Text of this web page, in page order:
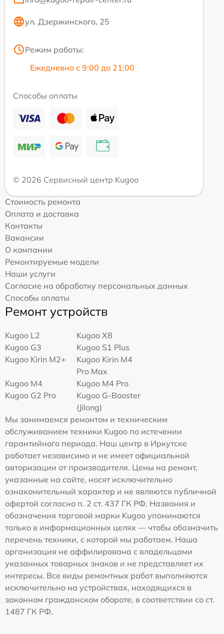
ул. Дзержинского, 25
Режим работы:
Ежедневно с 9:00 до 21:00
Способы оплаты
© 2026 Сервисный центр Kugoo
Стоимость ремонта
Оплата и доставка
Контакты
Вакансии
О компании
Ремонтируемые модели
Наши услуги
Согласие на обработку персональных данных
Способы оплаты
Ремонт устройств
Kugoo L2
Kugoo X8
Kugoo G3
Kugoo S1 Plus
Kugoo Kirin M2+
Kugoo Kirin M4
Pro Max
Kugoo M4
Kugoo M4 Pro
Kugoo G2 Pro
Kugoo G-Booster
(Jilong)
Мы занимаемся ремонтом и техническим
обслуживанием техники Kugoo по истечении
гарантийного периода. Наш центр в Иркутске
работает независимо и не имеет официальной
авторизации от производителя. Цены на ремонт,
указанные на сайте, носят исключительно
ознакомительный характер и не являются публичной
офертой согласно п. 2 ст. 437 ГК РФ. Названия и
обозначения торговой марки Kugoo упоминаются
только в информационных целях — чтобы обозначить
перечень техники, с которой мы работаем. Наша
организация не аффилирована с владельцами
указанных товарных знаков и не представляет их
интересы. Все виды ремонтных работ выполняются
исключительно на устройствах, находящихся в
законном гражданском обороте, в соответствии со ст.
1487 ГК РФ.